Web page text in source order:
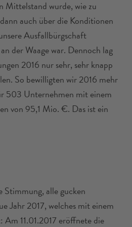
Mittelstand wurde, wie zu
auch über die Konditionen
Ausfallbürgschaft
der Waage war. Dennoch lag
2016 nur sehr, sehr knapp
So bewilligten wir 2016 mehr
503 Unternehmen mit einem
von 95,1 Mio. €. Das ist ein
Stimmung, alle gucken
Jahr 2017, welches mit einem
11.01.2017 eröffnete die